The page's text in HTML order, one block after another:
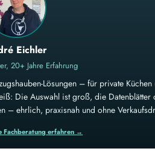
Eichler
20+ Jahre Erfahrung
Lösungen – für private Küchen
Die Auswahl ist groß, die Datenblätter
– ehrlich, praxisnah und ohne
Fachberatung erfahren →